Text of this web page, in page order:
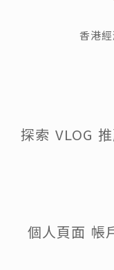
香港
探索 VLOG
個人頁面 帳